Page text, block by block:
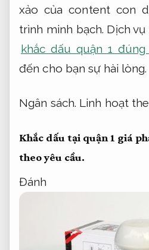
xảo của content con
trình minh bạch. Dịch
khắc dấu quận 1
đến cho bạn sự hài lòng.
Ngân sách. Linh hoạt
Khắc dấu tại quận 1 giá
theo yêu cầu.
Đánh